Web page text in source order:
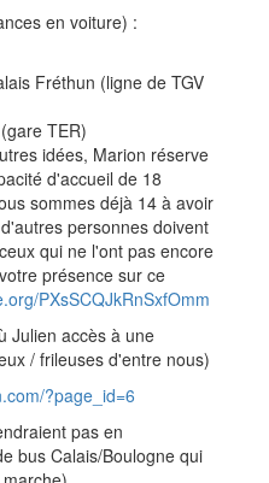
en voiture) :
Fréthun (ligne de TGV
TER)
idées, Marion réserve
d'accueil de 18
sommes déjà 14 à avoir
personnes doivent
qui ne l'ont pas encore
présence sur ce
PXsSCQJkRnSxfOmm
Julien accès à une
/ frileuses d'entre nous)
?page_id=6
pas en
bus Calais/Boulogne qui